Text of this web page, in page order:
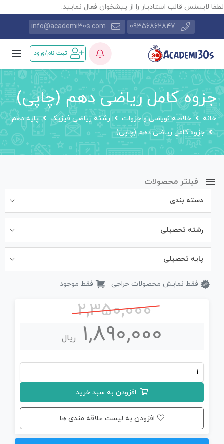
لطفا لایسنس قالب استادیار را از پیشخوان فعال نمایید.
09356862847
info@academi30s.com
ثبت نام/ورود
جزوه کامل ریاضی دهم (چاپی)
خانه خلاصه نویسی و جزوات رشته ریاضی فیزیک
پایه دهم
جزوه کامل ریاضی دهم (چاپی)
فیلتر محصولات
دسته بندی
رشته تحصیلی
پایه تحصیلی
فقط نمایش محصولات حراجی فقط موجود
2,350,000
1,890,000 ریال
جزوه
کامل
دهم
عدد
افزودن به سبد خرید
افزودن به لیست علاقه مندی ها